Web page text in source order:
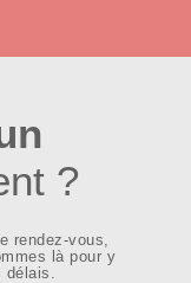
?
rendez-vous,
là pour y